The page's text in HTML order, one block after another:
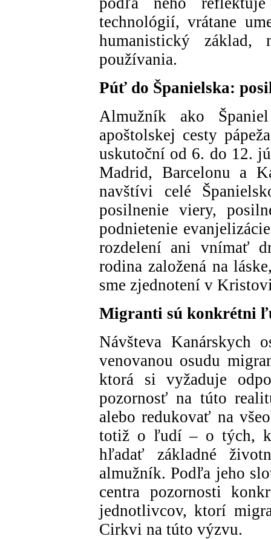
technológií, vrátane
humanistický základ,
používania.
Púť do Španielska:
Almužník ako
apoštolskej cesty
uskutoční od 6. do 12.
Madrid, Barcelonu a
navštívi celé
posilnenie viery,
podnietenie
rozdelení ani vnímať
rodina založená na
sme zjednotení v
Migranti sú konkrétni
Návšteva Kanárskych
venovanou osudu
ktorá si vyžaduje
pozornosť na túto
alebo redukovať na
totiž o ľudí – o tých,
hľadať základné
almužník. Podľa jeho
centra pozornosti
jednotlivcov, ktorí
Cirkvi na túto výzvu.